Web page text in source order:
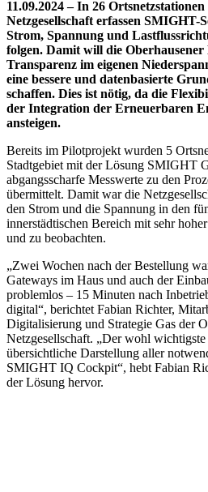
11.09.2024 – In 26
Netzgesellschaft erfassen SMIGHT-
Strom, Spannung und
folgen. Damit will die
Transparenz im eigenen
eine bessere und datenbasierte
schaffen. Dies ist nötig, da die
der Integration der Erneuerbaren
ansteigen.
Bereits im Pilotprojekt wurden 5
Stadtgebiet mit der Lösung SMIGHT
abgangsscharfe Messwerte zu den
übermittelt. Damit war die
den Strom und die Spannung in den
innerstädtischen Bereich mit sehr
und zu beobachten.
„Zwei Wochen nach der Bestellung
Gateways im Haus und auch der
problemlos – 15 Minuten nach
digital“, berichtet Fabian Richter,
Digitalisierung und Strategie Gas der
Netzgesellschaft. „Der wohl
übersichtliche Darstellung aller
SMIGHT IQ Cockpit“, hebt Fabian
der Lösung hervor.